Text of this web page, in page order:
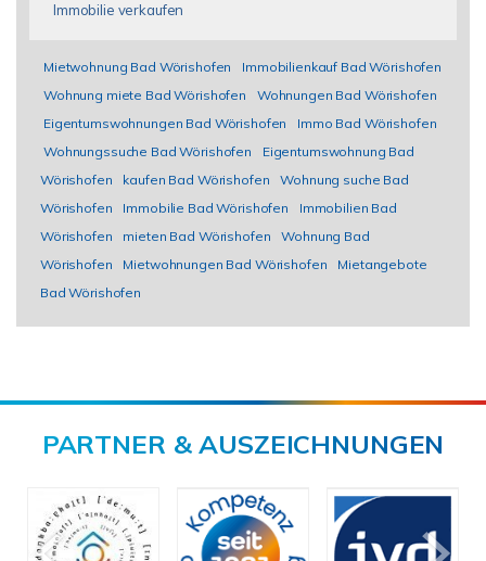
Immobilie verkaufen
Mietwohnung Bad Wörishofen
Immobilienkauf Bad Wörishofen
Wohnung miete Bad Wörishofen
Wohnungen Bad Wörishofen
Eigentumswohnungen Bad Wörishofen
Immo Bad Wörishofen
Wohnungssuche Bad Wörishofen
Eigentumswohnung Bad
Wörishofen
kaufen Bad Wörishofen
Wohnung suche Bad
Wörishofen
Immobilie Bad Wörishofen
Immobilien Bad
Wörishofen
mieten Bad Wörishofen
Wohnung Bad
Wörishofen
Mietwohnungen Bad Wörishofen
Mietangebote
Bad Wörishofen
PARTNER & AUSZEICHNUNGEN